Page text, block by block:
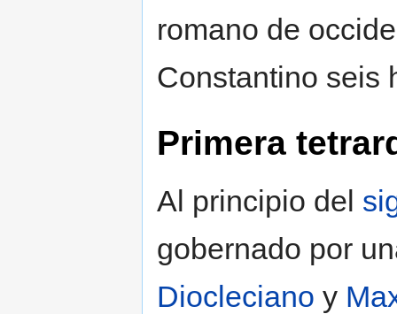
romano de
Constantino seis
Primera
Al principio del
gobernado por
Diocleciano y